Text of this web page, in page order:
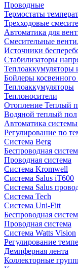
Проводные
Термостаты
Трехходовые
Автоматика для
Смесительные
Источники
Стабилизаторы
Теплоаккумуляторы
Бойлеры косвенного
Теплоаккумуляторы
Теплоносители
Отопление Теплый
Водяной теплый пол
Автоматика
Регулирование по
Система Berg
Беспроводная
Проводная система
Система Kromwell
Система Salus iT600
Система Salus
Система Tech
Система Uni-Fitt
Беспроводная
Проводная система
Система Watts Vision
Регулирование
Демпферная лента
Коллекторные